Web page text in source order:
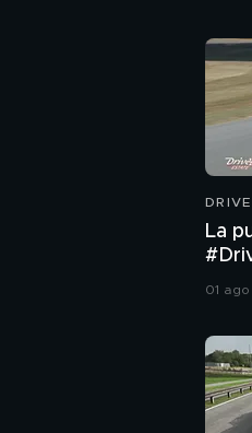
La
01